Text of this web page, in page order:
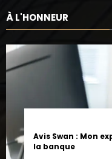
la banque